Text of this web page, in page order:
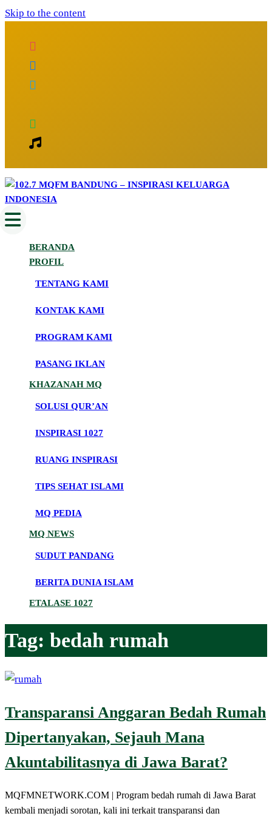
Skip to the content
102.7 MQFM Bandung – Inspirasi
Keluarga Indonesia
Inspirasi Keluarga Indonesia
BERANDA
PROFIL
TENTANG KAMI
KONTAK KAMI
PROGRAM KAMI
PASANG IKLAN
KHAZANAH MQ
SOLUSI QUR’AN
INSPIRASI 1027
RUANG INSPIRASI
TIPS SEHAT ISLAMI
MQ PEDIA
MQ NEWS
SUDUT PANDANG
BERITA DUNIA ISLAM
ETALASE 1027
Tag: bedah rumah
Transparansi Anggaran Bedah Rumah
Dipertanyakan, Sejauh Mana
Akuntabilitasnya di Jawa Barat?
MQFMNETWORK.COM | Program bedah rumah di Jawa Barat
kembali menjadi sorotan, kali ini terkait transparansi dan